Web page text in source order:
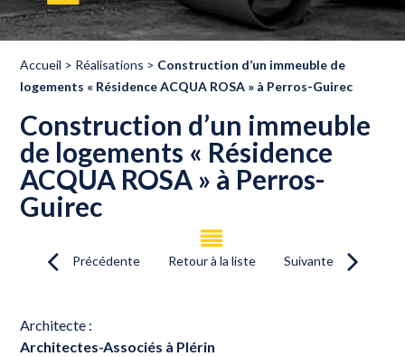
Accueil > Réalisations > Construction d’un immeuble de
logements « Résidence ACQUA ROSA » à Perros-Guirec
Construction d’un immeuble
de logements « Résidence
ACQUA ROSA » à Perros-
Guirec
Précédente Retour à la liste Suivante
Architecte :
Architectes-Associés à Plérin